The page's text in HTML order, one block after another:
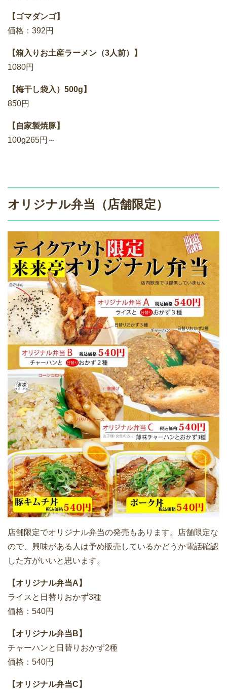
【ゴマダンゴ】
価格：392円
【箱入りお土産ラーメン（3人前）】
1080円
【梅干し袋入）500g】
850円
【自家製焼豚】
100g265円～
オリジナル弁当（店舗限定）
店舗限定でオリジナル弁当の発売もあります。店舗限定な
ので、興味がある人は予め販売しているかどうか電話確認
した方がいいと思います。
【オリジナル弁当A】
ライスと日替りおかず3種
価格：540円
【オリジナル弁当B】
チャーハンと日替りおかず2種
価格：540円
【オリジナル弁当C】